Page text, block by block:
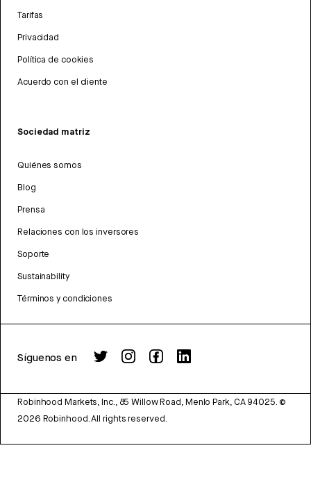
Tarifas
Privacidad
Política de cookies
Acuerdo con el cliente
Sociedad matriz
Quiénes somos
Blog
Prensa
Relaciones con los inversores
Soporte
Sustainability
Términos y condiciones
Síguenos en
Robinhood Markets, Inc., 85 Willow Road, Menlo Park, CA 94025. ©
2026 Robinhood. All rights reserved.